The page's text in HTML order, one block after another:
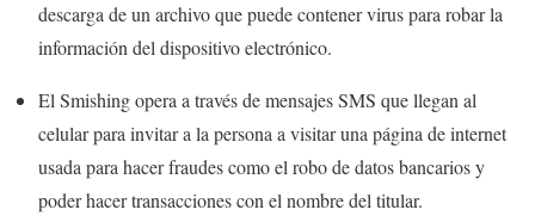
descarga de un archivo que puede contener virus para robar la
información del dispositivo electrónico.
El Smishing opera a través de mensajes SMS que llegan al
celular para invitar a la persona a visitar una página de internet
usada para hacer fraudes como el robo de datos bancarios y
poder hacer transacciones con el nombre del titular.